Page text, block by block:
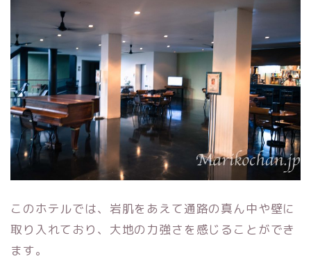
このホテルでは、岩肌をあえて通路の真ん中や壁に
取り入れており、大地の力強さを感じることができ
ます。